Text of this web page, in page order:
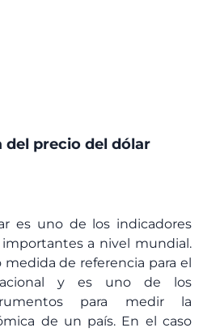
del precio del dólar
es uno de los indicadores
a nivel mundial.
de referencia para el
y es uno de los
para medir la
de un país. En el caso